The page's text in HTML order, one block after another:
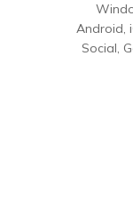
Android,
Social,